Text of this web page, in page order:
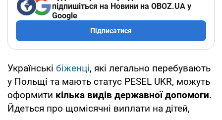
підпишіться на Новини на OBOZ.UA у
Google
Підписатися
Українські біженці, які легально перебувають
у Польщі та мають статус PESEL UKR, можуть
оформити кілька видів державної допомоги.
Йдеться про щомісячні виплати на дітей,